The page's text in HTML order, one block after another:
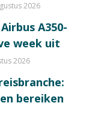
2026
A350-
week uit
2026
bereiken